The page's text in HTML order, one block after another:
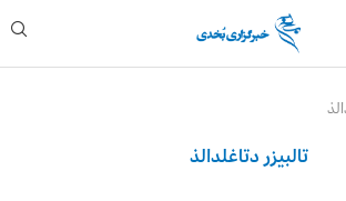
تالبیزر دتاغلدالذ